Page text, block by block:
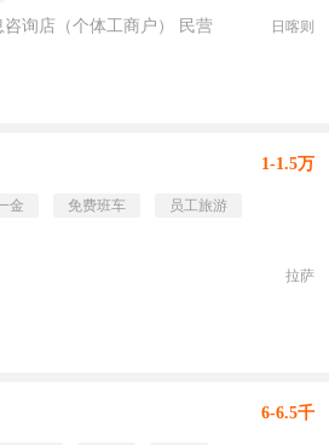
询店（个体工商户） 民营 日喀则
1-1.5万
金 免费班车
员工旅游
拉萨
6-6.5千